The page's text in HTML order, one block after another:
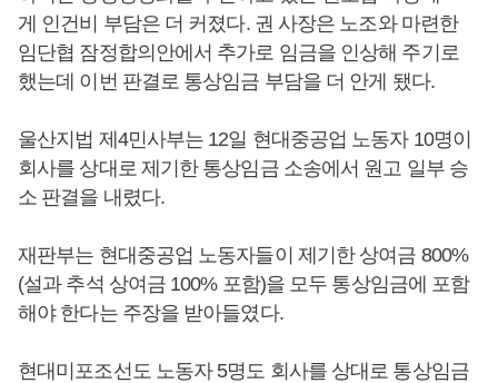
게 인건비 부담은 더 커졌다. 권 사장은 노조와 마련한
임단협 잠정합의안에서 추가로 임금을 인상해 주기로
했는데 이번 판결로 통상임금 부담을 더 안게 됐다.
울산지법 제4민사부는 12일 현대중공업 노동자 10명이
회사를 상대로 제기한 통상임금 소송에서 원고 일부 승
소 판결을 내렸다.
재판부는 현대중공업 노동자들이 제기한 상여금 800%
(설과 추석 상여금 100% 포함)을 모두 통상임금에 포함
해야 한다는 주장을 받아들였다.
현대미포조선도 노동자 5명도 회사를 상대로 통상임금